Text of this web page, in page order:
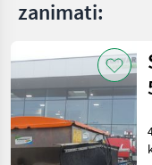
zanimati: